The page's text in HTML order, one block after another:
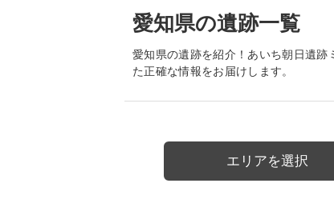
愛知県の遺跡一覧
愛知県の遺跡を紹介！あいち朝日遺
た正確な情報をお届けします。
エリアを選択